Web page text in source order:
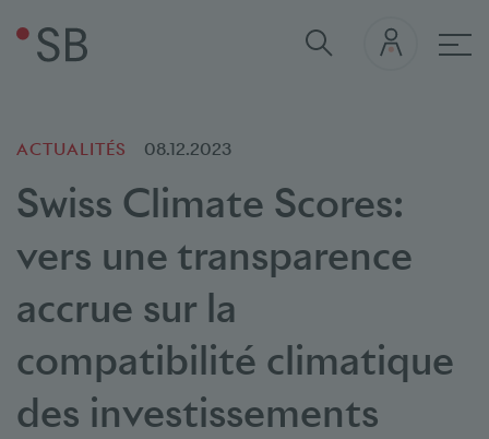
ACTUALITÉS 08.12.2023
Swiss Climate Scores:
vers une transparence
accrue sur la
compatibilité climatique
des investissements